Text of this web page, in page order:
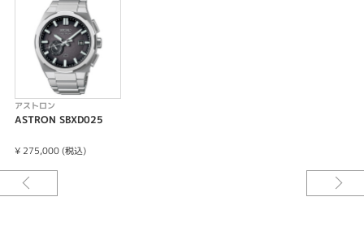
-過充電防止機能
-パワーセーブ機能
-パーペチュアルカレンダー機能(2100年2月28日まで)
-パワーリザーブ表示機能
-衛星電波受信によるタイムゾーン修正機能・スーパースマートセンサー機
能
-受信結果表示機能
-針位置自動修正機能
-カレンダー（日付）機能つき
アストロン
ASTRON SBXD025
¥ 275,000 (税込)